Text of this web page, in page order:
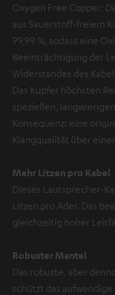
Oxygen Free Copper:
aus Sauerstoff-freiem
99,99 %, sodass eine
Beeinträchtigung der
Widerstandes des
Das Kupfer höchsten
speziellen,
Konsequenz: eine
Klangqualität über
Mehr Litzen pro Kabel
Dieses Lautsprecher-
Litzen pro Ader. Das
gleichzeitig hoher
Robuster Mantel
Das robuste, aber
schützt das